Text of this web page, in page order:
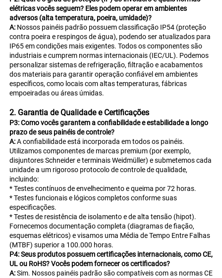
elétricas vocês seguem? Eles podem operar em ambientes
adversos (alta temperatura, poeira, umidade)?
A: Nossos painéis padrão possuem classificação IP54 (proteção
contra poeira e respingos de água), podendo ser atualizados para
IP65 em condições mais exigentes. Todos os componentes são
industriais e cumprem normas internacionais (IEC/UL). Podemos
personalizar sistemas de refrigeração, filtração e acabamentos
dos materiais para garantir operação confiável em ambientes
específicos, como locais com altas temperaturas, fábricas
empoeiradas ou áreas úmidas.
2. Garantia de Qualidade e Certificações
P3: Como vocês garantem a confiabilidade e estabilidade a longo
prazo de seus painéis de controle?
A: A confiabilidade está incorporada em todos os painéis.
Utilizamos componentes de marcas premium (por exemplo,
disjuntores Schneider e terminais Weidmüller) e submetemos cada
unidade a um rigoroso protocolo de controle de qualidade,
incluindo:
* Testes contínuos de envelhecimento e queima por 72 horas.
* Testes funcionais e lógicos completos conforme suas
especificações.
* Testes de resistência de isolamento e de alta tensão (hipot).
Fornecemos documentação completa (diagramas de fiação,
esquemas elétricos) e visamos uma Média de Tempo Entre Falhas
(MTBF) superior a 100.000 horas.
P4: Seus produtos possuem certificações internacionais, como CE,
UL ou RoHS? Vocês podem fornecer os certificados?
A: Sim. Nossos painéis padrão são compatíveis com as normas CE